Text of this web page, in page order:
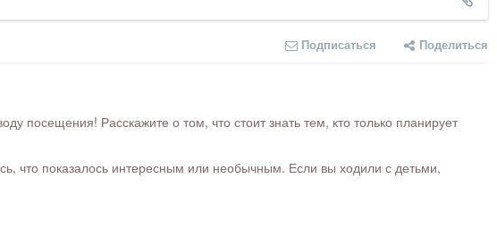
Подписаться Поделиться
посещения! Расскажите о том, что стоит знать тем, кто только планирует
что показалось интересным или необычным. Если вы ходили с детьми,